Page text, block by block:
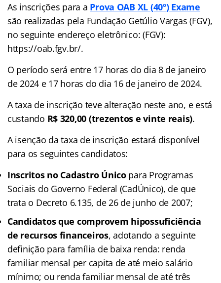
As inscrições para a Prova OAB XL (40º) Exame
são realizadas pela Fundação Getúlio Vargas (FGV),
no seguinte endereço eletrônico: (FGV):
https://oab.fgv.br/.
O período será entre 17 horas do dia 8 de janeiro
de 2024 e 17 horas do dia 16 de janeiro de 2024.
A taxa de inscrição teve alteração neste ano, e está
custando R$ 320,00 (trezentos e vinte reais).
A isenção da taxa de inscrição estará disponível
para os seguintes candidatos:
Inscritos no Cadastro Únicopara Programas
Sociais do Governo Federal (CadÚnico), de que
trata o Decreto 6.135, de 26 de junho de 2007;
Candidatos que comprovem hipossuficiência
de recursos financeiros, adotando a seguinte
definição para família de baixa renda: renda
familiar mensal per capita de até meio salário
mínimo; ou renda familiar mensal de até três